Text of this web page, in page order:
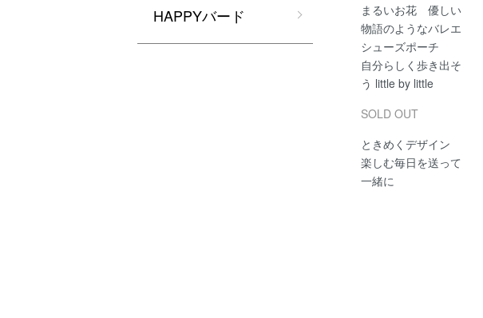
まるいお花 優しい
物語のようなバレエ
シューズポーチ
自分らしく歩き出そ
う little by little
SOLD OUT
ときめくデザイン
楽しむ毎日を送って
一緒に
HAPPYバード